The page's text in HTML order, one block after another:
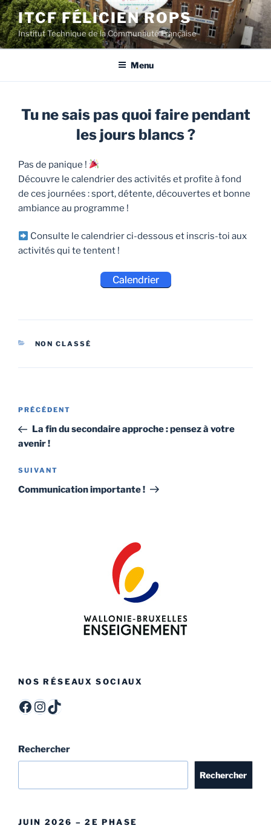
Aller
au
contenu
principal
ITCF FÉLICIEN ROPS
Institut Technique de la Communauté Française
Menu
Tu ne sais pas quoi faire pendant
les jours blancs ?
Pas de panique !
Découvre le calendrier des activités et profite à fond
de ces journées : sport, détente, découvertes et bonne
ambiance au programme !
Consulte le calendrier ci-dessous et inscris-toi aux
activités qui te tentent !
Calendrier
CATÉGORIES
NON CLASSÉ
Navigation
l’article
Article
précédent
PRÉCÉDENT
La fin du secondaire approche : pensez à votre
avenir !
Article
suivant
SUIVANT
Communication importante !
NOS RÉSEAUX SOCIAUX
ITCF Félicien Rops - Officiel - itcffr
itcffr
Rechercher
Rechercher
JUIN 2026 – 2E PHASE